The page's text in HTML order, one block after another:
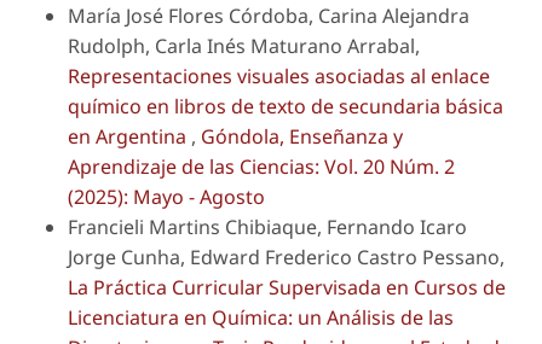
María José Flores Córdoba, Carina Alejandra
Rudolph, Carla Inés Maturano Arrabal,
Representaciones visuales asociadas al enlace
químico en libros de texto de secundaria básica
en Argentina , Góndola, Enseñanza y
Aprendizaje de las Ciencias: Vol. 20 Núm. 2
(2025): Mayo - Agosto
Francieli Martins Chibiaque, Fernando Icaro
Jorge Cunha, Edward Frederico Castro Pessano,
La Práctica Curricular Supervisada en Cursos de
Licenciatura en Química: un Análisis de las